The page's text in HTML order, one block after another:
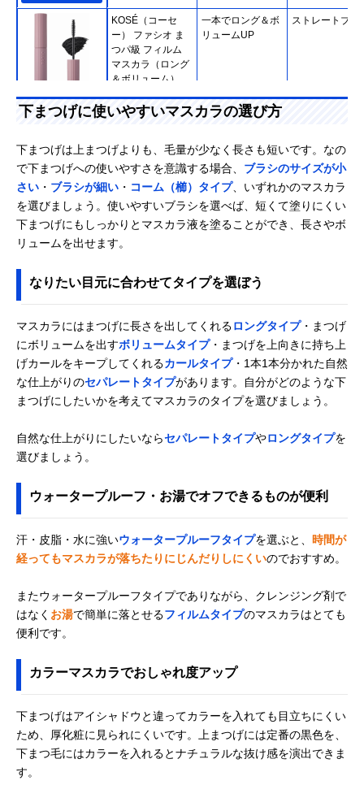
Amazonで見る
KOSÉ（コーセ
ー） ファシオ ま
つパ級 フィルム
マスカラ（ロング
＆ボリューム）
一本でロング＆ボ
リュームUP
ストレートブラ
ップ） ディーアッ
プ ウルトラファイ
バーマスカラ
く伸ばしたい人必
見！
ラシ
Amazonで見る
キスミー フェルム
（KISSME
FERME） スタイ
リングマスカラ
ダークブルーで澄
んだ目元を演出
細型カーブブラ
下まつげに使いやすいマスカラの選び方
下まつげは上まつげよりも、毛量が少なく長さも短いです。なの
で下まつげへの使いやすさを意識する場合、 ブラシのサイズが小
さい ・ ブラシが細い ・ コーム（櫛）タイプ、いずれかのマスカラ
を選びましょう。使いやすいブラシを選べば、短くて塗りにくい
下まつげにもしっかりとマスカラ液を塗ることができ、長さやボ
リュームを出せます。
なりたい目元に合わせてタイプを選ぼう
マスカラにはまつげに長さを出してくれるロングタイプ・まつげ
にボリュームを出すボリュームタイプ・まつげを上向きに持ち上
げカールをキープしてくれるカールタイプ・1本1本分かれた自然
な仕上がりのセパレートタイプがあります。自分がどのような下
まつげにしたいかを考えてマスカラのタイプを選びましょう。
自然な仕上がりにしたいならセパレートタイプやロングタイプを
選びましょう。
ウォータープルーフ・お湯でオフできるものが便利
汗・皮脂・水に強いウォータープルーフタイプを選ぶと、 時間が
経ってもマスカラが落ちたりにじんだりしにくいのでおすすめ。
またウォータープルーフタイプでありながら、クレンジング剤で
はなく お湯で簡単に落とせるフィルムタイプのマスカラはとても
便利です。
カラーマスカラでおしゃれ度アップ
下まつげはアイシャドウと違ってカラーを入れても目立ちにくい
ため、厚化粧に見られにくいです。上まつげには定番の黒色を、
下まつ毛にはカラーを入れるとナチュラルな抜け感を演出できま
す。